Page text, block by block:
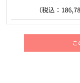
（税込：